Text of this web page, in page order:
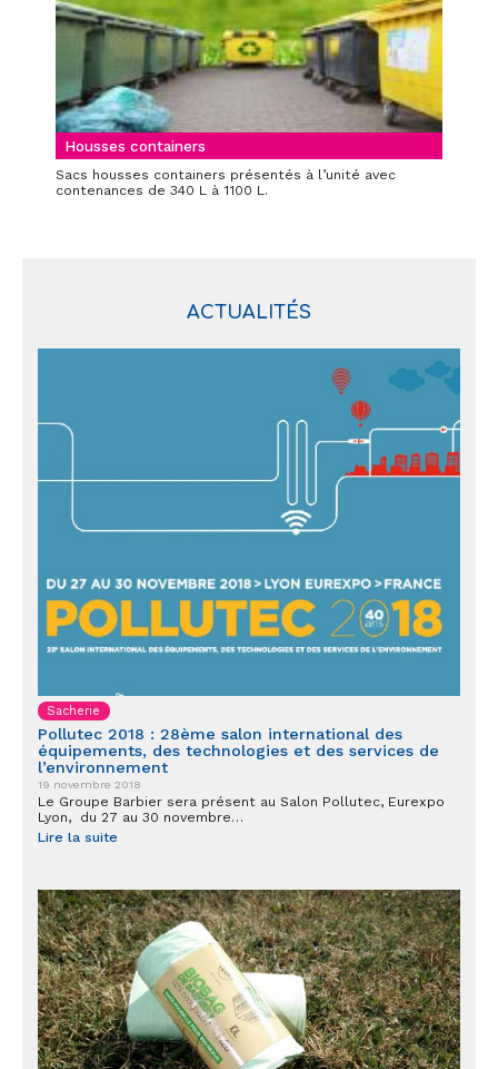
Housses containers
Sacs housses containers présentés à l’unité avec
contenances de 340 L à 1100 L.
ACTUALITÉS
Sacherie
Pollutec 2018 : 28ème salon international des
équipements, des technologies et des services de
l’environnement
19 novembre 2018
Le Groupe Barbier sera présent au Salon Pollutec, Eurexpo
Lyon, du 27 au 30 novembre…
Lire la suite